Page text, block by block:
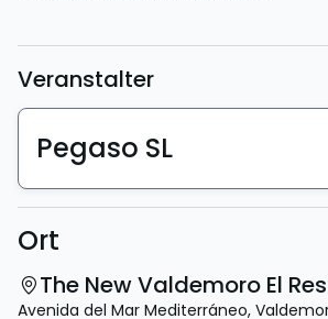
Veranstalter
Pegaso SL
Ort
The New Valdemoro El
Avenida del Mar Mediterráneo,